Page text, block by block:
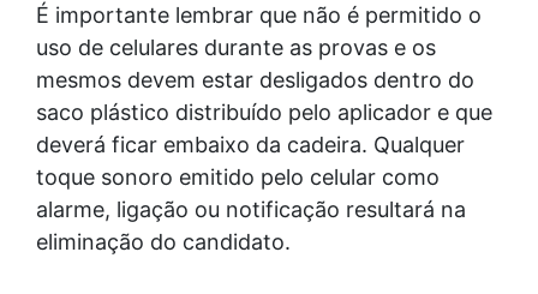
É importante lembrar que não é permitido o
uso de celulares durante as provas e os
mesmos devem estar desligados dentro do
saco plástico distribuído pelo aplicador e que
deverá ficar embaixo da cadeira. Qualquer
toque sonoro emitido pelo celular como
alarme, ligação ou notificação resultará na
eliminação do candidato.